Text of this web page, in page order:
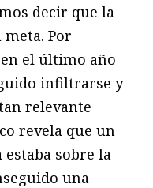
decir que la
Por
el último año
infiltrarse y
relevante
revela que un
sobre la
una